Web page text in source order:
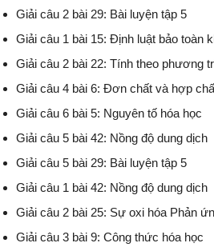
Giải câu 2 bài 29: Bài luyện tập 5
Giải câu 1 bài 15: Định luật bảo toàn
Giải câu 2 bài 22: Tính theo phương
Giải câu 4 bài 6: Đơn chất và hợp
Giải câu 6 bài 5: Nguyên tố hóa học
Giải câu 5 bài 42: Nồng độ dung dịch
Giải câu 5 bài 29: Bài luyện tập 5
Giải câu 1 bài 42: Nồng độ dung dịch
Giải câu 2 bài 25: Sự oxi hóa Phản
Giải câu 3 bài 9: Công thức hóa học